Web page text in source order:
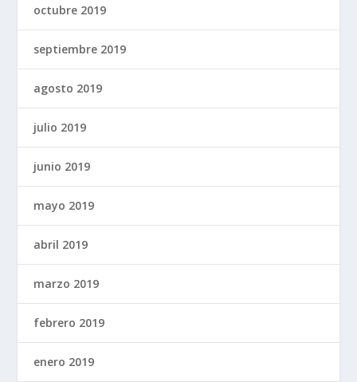
octubre 2019
septiembre 2019
agosto 2019
julio 2019
junio 2019
mayo 2019
abril 2019
marzo 2019
febrero 2019
enero 2019